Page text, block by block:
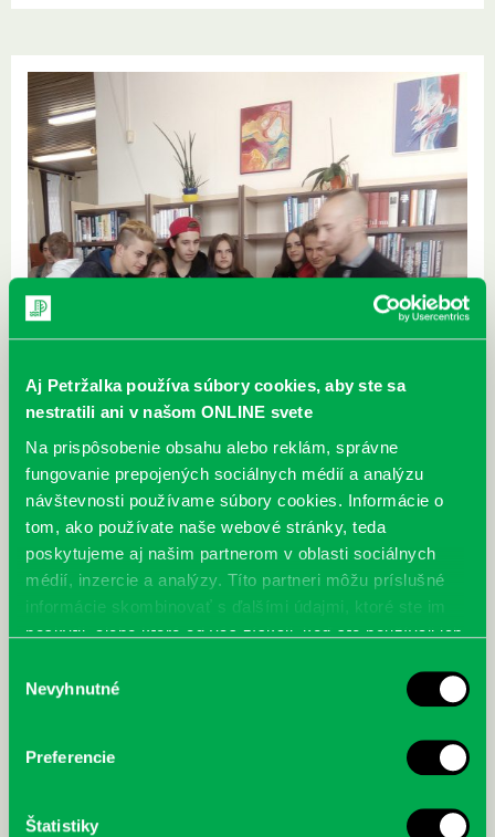
Aj Petržalka používa súbory cookies, aby ste sa
nestratili ani v našom ONLINE svete
Na prispôsobenie obsahu alebo reklám, správne
fungovanie prepojených sociálnych médií a analýzu
návštevnosti používame súbory cookies. Informácie o
tom, ako používate naše webové stránky, teda
poskytujeme aj našim partnerom v oblasti sociálnych
médií, inzercie a analýzy. Títo partneri môžu príslušné
informácie skombinovať s ďalšími údajmi, ktoré ste im
poskytli, alebo ktoré od vás získali, keď ste používali ich
súhlasu
Nevyhnutné
Preferencie
Štatistiky